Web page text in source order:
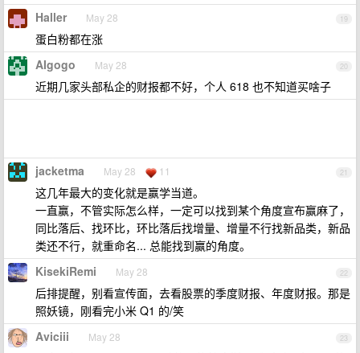
19
Haller May 28
蛋白粉都在涨
20
AIgogo May 28
近期几家头部私企的财报都不好，个人 618 也不知道买啥子
21
jacketma May 28 11
这几年最大的变化就是赢学当道。
一直赢，不管实际怎么样，一定可以找到某个角度宣布赢麻了，
同比落后、找环比，环比落后找增量、增量不行找新品类，新品
类还不行，就重命名... 总能找到赢的角度。
22
KisekiRemi May 28
后排提醒，别看宣传面，去看股票的季度财报、年度财报。那是
照妖镜，刚看完小米 Q1 的/笑
23
Aviciii May 28